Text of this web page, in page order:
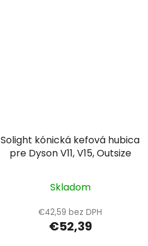
Solight kónická kefová hubica
pre Dyson V11, V15, Outsize
Skladom
€42,59 bez DPH
€52,39